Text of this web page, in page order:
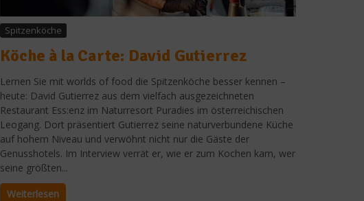
Spitzenköche
Köche à la Carte: David Gutierrez
Lernen Sie mit worlds of food die Spitzenköche besser kennen –
heute: David Gutierrez aus dem vielfach ausgezeichneten
Restaurant Ess:enz im Naturresort Puradies im österreichischen
Leogang. Dort präsentiert Gutierrez seine naturverbundene Küche
auf hohem Niveau und verwöhnt nicht nur die Gäste der
Genusshotels. Im Interview verrät er, wie er zum Kochen kam, wer
seine größten...
Weiterlesen